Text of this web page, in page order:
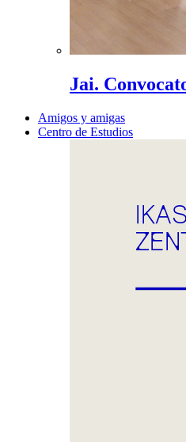
Jai.
Amigos y amigas
Centro de Estudios